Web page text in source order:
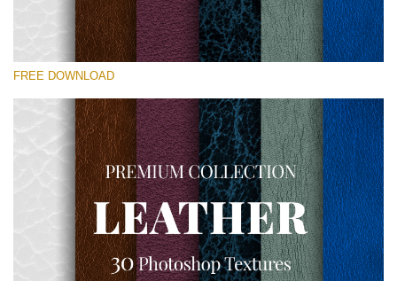
Si prega di Selezionare
Small 800*533px
Real Leather
(30 Textures)
Large 6000*4000px
Entire Collection
(1783 Overlays)
FREE DOWNLOAD